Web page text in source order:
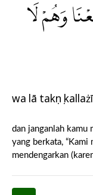
وَهُمْ لَا
wa lā takụnụ
dan janganlah kamu
yang berkata, “Kami
mendengarkan